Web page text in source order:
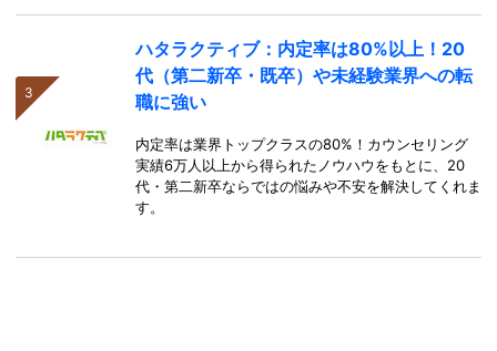
ハタラクティブ：内定率は80%以上！20
代（第二新卒・既卒）や未経験業界への転
職に強い
内定率は業界トップクラスの80%！カウンセリング
実績6万人以上から得られたノウハウをもとに、20
代・第二新卒ならではの悩みや不安を解決してくれま
す。